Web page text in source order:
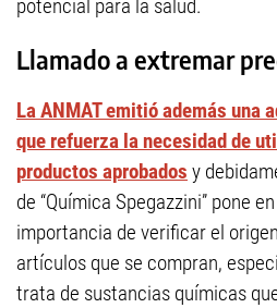
potencial para la salud.
Llamado a extremar
La ANMAT emitió además una
que refuerza la necesidad de
productos aprobados y
de “Química Spegazzini” pone
importancia de verificar el
artículos que se compran,
trata de sustancias químicas